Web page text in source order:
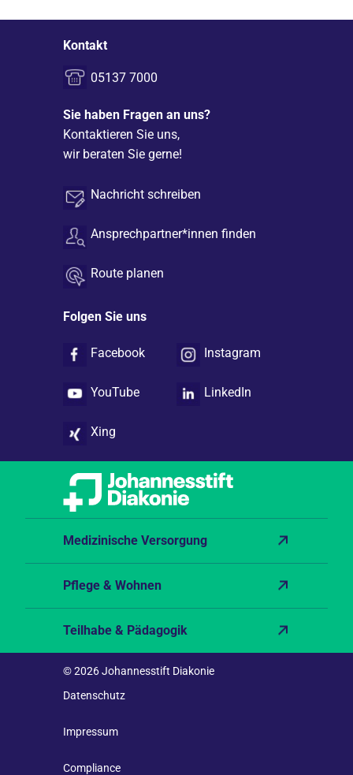
Kontakt
05137 7000
Sie haben Fragen an uns?
Kontaktieren Sie uns,
wir beraten Sie gerne!
Nachricht schreiben
Ansprechpartner*innen finden
Route planen
Folgen Sie uns
Facebook Instagram
YouTube LinkedIn
Xing
Medizinische Versorgung
Pflege & Wohnen
Teilhabe & Pädagogik
© 2026 Johannesstift Diakonie
Datenschutz
Impressum
Compliance